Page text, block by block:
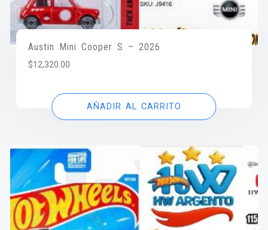
Austin Mini Cooper S – 2026
$12,320.00
AÑADIR AL CARRITO